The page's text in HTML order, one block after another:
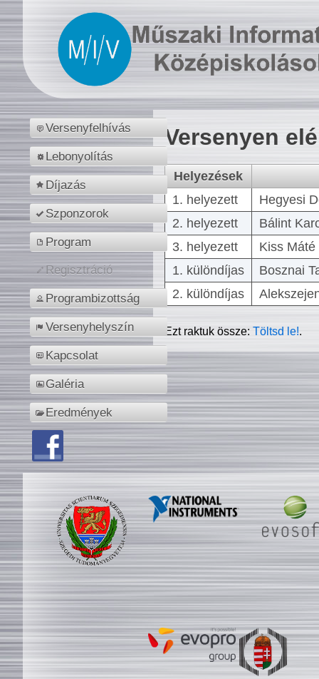
Versenyfelhívás
Lebonyolítás
Díjazás
Szponzorok
Program
Regisztráció
Programbizottság
Versenyhelyszín
Kapcsolat
Galéria
Eredmények
Versenyen
Helyezések
1. helyezett
Hegyesi
2. helyezett
Bálint
3. helyezett
Kiss
1. különdíjas
Bosznai
2. különdíjas
Ezt raktuk össze:Töltsd le!.